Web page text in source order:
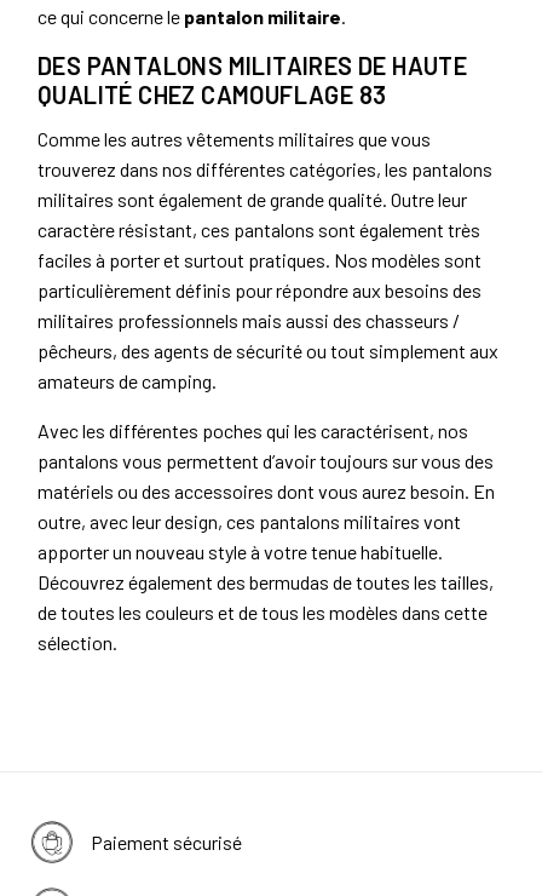
ce qui concerne le pantalon militaire.
DES PANTALONS MILITAIRES DE HAUTE
QUALITÉ CHEZ CAMOUFLAGE 83
Comme les autres vêtements militaires que vous
trouverez dans nos différentes catégories, les pantalons
militaires sont également de grande qualité. Outre leur
caractère résistant, ces pantalons sont également très
faciles à porter et surtout pratiques. Nos modèles sont
particulièrement définis pour répondre aux besoins des
militaires professionnels mais aussi des chasseurs /
pêcheurs, des agents de sécurité ou tout simplement aux
amateurs de camping.
Avec les différentes poches qui les caractérisent, nos
pantalons vous permettent d’avoir toujours sur vous des
matériels ou des accessoires dont vous aurez besoin. En
outre, avec leur design, ces pantalons militaires vont
apporter un nouveau style à votre tenue habituelle.
Découvrez également des bermudas de toutes les tailles,
de toutes les couleurs et de tous les modèles dans cette
sélection.
Paiement sécurisé